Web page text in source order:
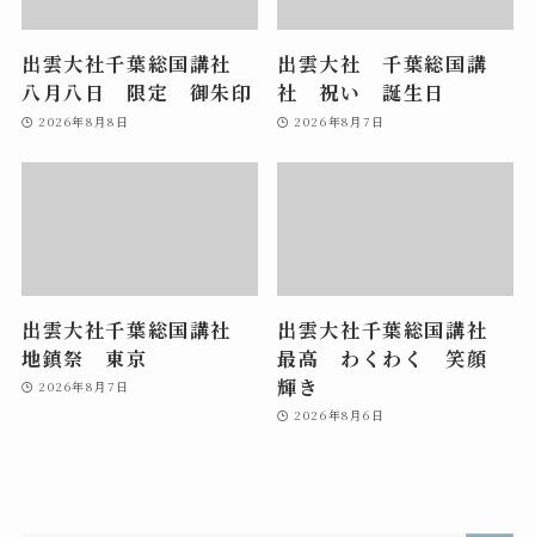
出雲大社千葉総国講社
八月八日 限定 御朱印
2026年8月8日
出雲大社 千葉総国講
社 祝い 誕生日
2026年8月7日
出雲大社千葉総国講社
地鎮祭 東京
2026年8月7日
出雲大社千葉総国講社
最高 わくわく 笑顔
輝き
2026年8月6日